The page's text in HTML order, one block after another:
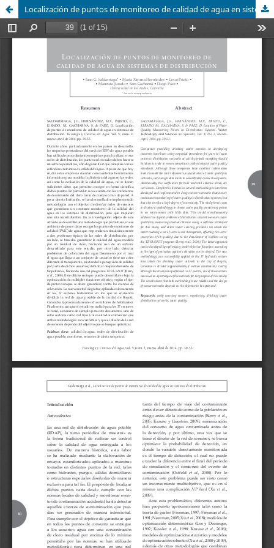
Localización de puntos de monitoreo de calidad de agua en sistemas de distribución